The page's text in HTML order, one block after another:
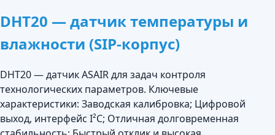
DHT20 — датчик температуры и
влажности (SIP-корпус)
DHT20 — датчик ASAIR для задач контроля
технологических параметров. Ключевые
характеристики: Заводская калибровка; Цифровой
выход, интерфейс I²C; Отличная долговременная